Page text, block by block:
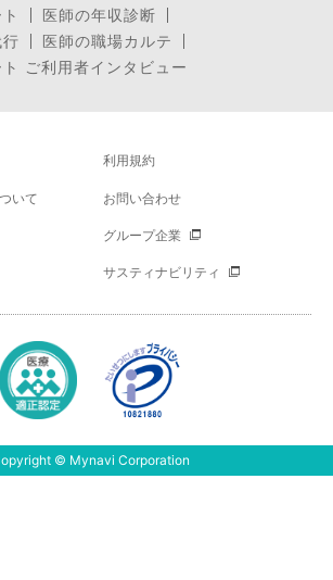
医師の年収診断
医師の職場カルテ
ご利用者インタビュー
利用規約
いて お問い合わせ
グループ企業
サスティナビリティ
© Mynavi Corporation